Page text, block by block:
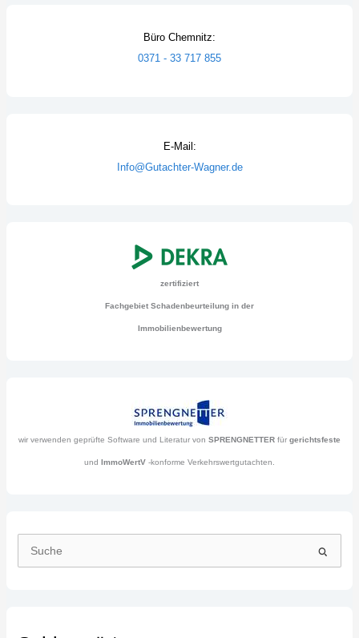
Büro Chemnitz:
0371 - 33 717 855
E-Mail:
Info@Gutachter-Wagner.de
zertifiziert
Fachgebiet Schadenbeurteilung in der
Immobilienbewertung
wir verwenden geprüfte Software und Literatur von SPRENGNETTER für gerichtsfeste
und ImmoWertV -konforme Verkehrswertgutachten.